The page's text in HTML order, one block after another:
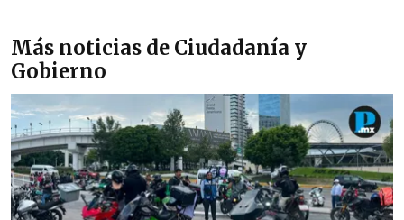
Más noticias de Ciudadanía y
Gobierno